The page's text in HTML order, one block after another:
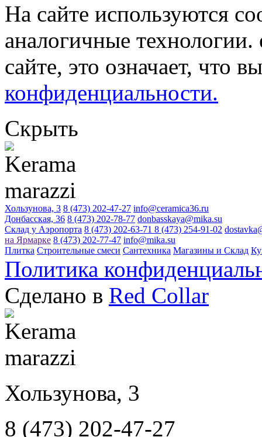
На сайте используются
аналогичные
сайте, это означает, что
конфиденциальности.
Скрыть
Хользунова, 3 8 (473) 202-47-27 info@ceramica36.ru
Донбасская, 36 8 (473) 202-78-77 donbasskaya@mika.su
Склад у Аэропорта 8 (473) 202-63-71 8 (473) 254-91-02
на Ярмарке 8 (473) 202-77-47 info@mika.su
Плитка Строительные смеси Сантехника Магазины и Склад
Политика
Сделано в Red Collar
Хользунова, 3
8 (473) 202-47-27